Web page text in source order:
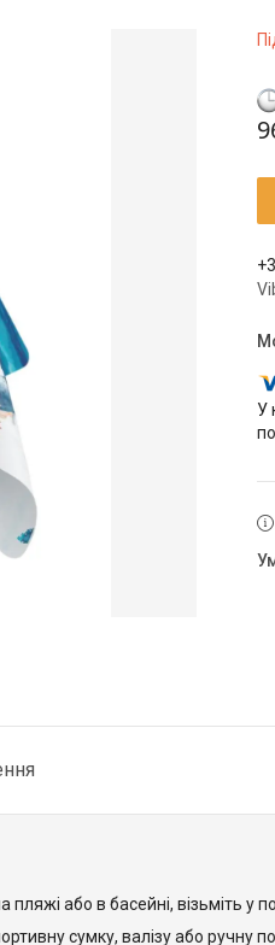
У
пляжі або в басейні, візьміть у
сумку, валізу або ручну